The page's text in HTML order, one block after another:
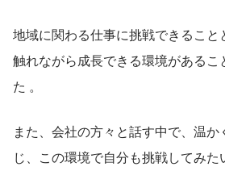
地域に関わる仕事に挑戦できること
触れながら成長できる環境があるこ
た 。
また、会社の方々と話す中で、温
じ、この環境で自分も挑戦してみた